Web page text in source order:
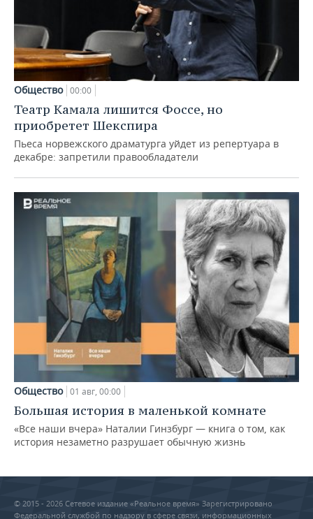
Общество 00:00
Театр Камала лишится Фоссе, но
приобретет Шекспира
Пьеса норвежского драматурга уйдет из репертуара в
декабре: запретили правообладатели
Общество 01 авг, 00:00
Большая история в маленькой комнате
«Все наши вчера» Наталии Гинзбург — книга о том, как
история незаметно разрушает обычную жизнь
© 2015 - 2026 Сетевое издание «Реальное время» Зарегистрировано
Федеральной службой по надзору в сфере связи, информационных